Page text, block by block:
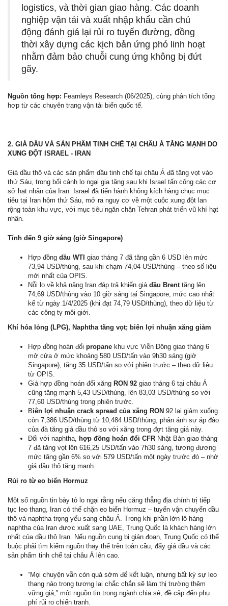
logistics, và thời gian giao hàng. Các doanh
nghiệp vận tải và xuất nhập khẩu cần chủ
động đánh giá lại rủi ro tuyến đường, đồng
thời xây dựng các kịch bản ứng phó linh hoạt
nhằm đảm bảo chuỗi cung ứng không bị đứt
gãy.
Nguồn tổng hợp: Fearnleys Research (06/2025), cùng phân tích tổng
hợp từ các chuyên trang vận tải biển quốc tế.
2. GIÁ DẦU VÀ SẢN PHẨM TINH CHẾ TẠI CHÂU Á TĂNG MẠNH DO
XUNG ĐỘT ISRAEL - IRAN
Giá dầu thô và các sản phẩm dầu tinh chế tại châu Á đã tăng vọt vào
thứ Sáu, trong bối cảnh lo ngại gia tăng sau khi Israel tấn công các cơ
sở hạt nhân của Iran. Israel đã tiến hành không kích hàng chục mục
tiêu tại Iran hôm thứ Sáu, mở ra nguy cơ về một cuộc xung đột lan
rộng toàn khu vực, với mục tiêu ngăn chặn Tehran phát triển vũ khí hạt
nhân.
Tính đến 9 giờ sáng (giờ Singapore)
Hợp đồng dầu WTI giao tháng 7 đã tăng gần 6 USD lên mức
73,94 USD/thùng, sau khi chạm 74,04 USD/thùng – theo số liệu
mới nhất của OPIS.
Nỗi lo về khả năng Iran đáp trả khiến giá dầu Brent tăng lên
74,69 USD/thùng vào 10 giờ sáng tại Singapore, mức cao nhất
kể từ ngày 1/4/2025 (khi đạt 74,79 USD/thùng), theo dữ liệu từ
các công ty môi giới.
Khí hóa lỏng (LPG), Naphtha tăng vọt; biên lợi nhuận xăng giảm
Hợp đồng hoán đổi propane khu vực Viễn Đông giao tháng 6
mở cửa ở mức khoảng 580 USD/tấn vào 9h30 sáng (giờ
Singapore), tăng 35 USD/tấn so với phiên trước – theo dữ liệu
từ OPIS.
Giá hợp đồng hoán đổi xăng RON 92 giao tháng 6 tại châu Á
cũng tăng mạnh 5,43 USD/thùng, lên 83,03 USD/thùng so với
77,60 USD/thùng trong phiên trước.
Biên lợi nhuận crack spread của xăng RON 92 lại giảm xuống
còn 7,386 USD/thùng từ 10,484 USD/thùng, phản ánh sự áp đảo
của đà tăng giá dầu thô so với xăng trong đợt tăng giá này.
Đối với naphtha,
hợp đồng hoán đổi CFR Nhật Bản giao tháng
7 đã tăng vọt lên 616,25 USD/tấn vào 7h30 sáng, tương đương
mức tăng gần 6% so với 579 USD/tấn một ngày trước đó – nhờ
giá dầu thô tăng mạnh.
Rủi ro từ eo biển Hormuz
Một số nguồn tin bày tỏ lo ngại rằng nếu căng thẳng địa chính trị tiếp
tục leo thang, Iran có thể chặn eo biển Hormuz – tuyến vận chuyển dầu
thô và naphtha trọng yếu sang châu Á. Trong khi phần lớn lô hàng
naphtha của Iran được xuất sang UAE, Trung Quốc là khách hàng lớn
nhất của dầu thô Iran. Nếu nguồn cung bị gián đoạn, Trung Quốc có thể
buộc phải tìm kiếm nguồn thay thế trên toàn cầu, đẩy giá dầu và các
sản phẩm tinh chế tại châu Á lên cao.
“Mọi chuyện vẫn còn quá sớm để kết luận, nhưng bất kỳ sự leo
thang nào trong tương lai chắc chắn sẽ làm thị trường thêm
vững giá,” một nguồn tin trong ngành chia sẻ, đề cập đến phụ
phí rủi ro chiến tranh.